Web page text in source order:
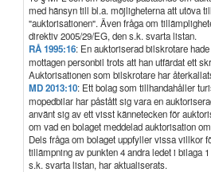
med hänsyn till bl.a. möjligheterna att utöva
"auktorisationen". Även fråga om
direktiv 2005/29/EG, den s.k. svarta listan.
RÅ 1995:16: En auktoriserad bilskrotare
mottagen personbil trots att han utfärdat ett
Auktorisationen som bilskrotare har
MD 2013:10: Ett bolag som tillhandahåller
mopedbilar har påstått sig vara en
använt sig av ett visst kännetecken för
om vad en bolaget meddelad auktorisation
Dels fråga om bolaget uppfyller vissa villkor
tillämpning av punkten 4 andra ledet i bilaga
s.k. svarta listan, har aktualiserats.